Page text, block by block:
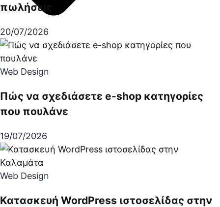
πωλήσεις
20/07/2026
Web Design
Πώς να σχεδιάσετε e-shop κατηγορίες
που πουλάνε
19/07/2026
Web Design
Κατασκευή WordPress ιστοσελίδας στην